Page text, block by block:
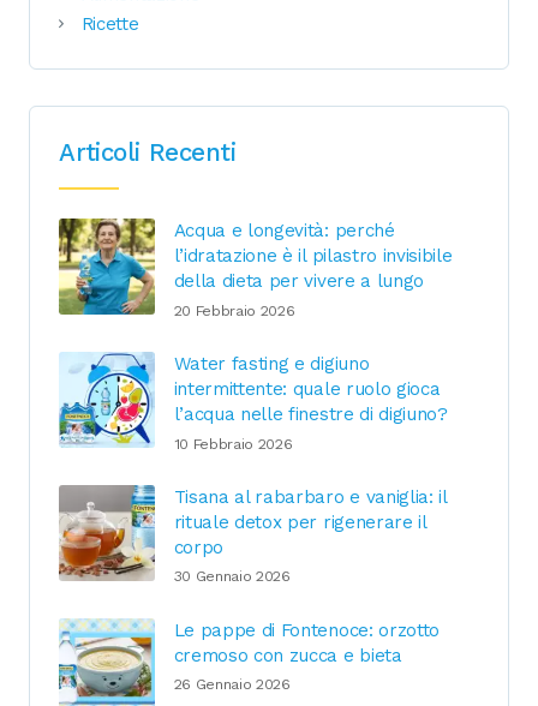
Ricette
Articoli Recenti
Acqua e longevità: perché
l’idratazione è il pilastro invisibile
della dieta per vivere a lungo
20 Febbraio 2026
Water fasting e digiuno
intermittente: quale ruolo gioca
l’acqua nelle finestre di digiuno?
10 Febbraio 2026
Tisana al rabarbaro e vaniglia: il
rituale detox per rigenerare il
corpo
30 Gennaio 2026
Le pappe di Fontenoce: orzotto
cremoso con zucca e bieta
26 Gennaio 2026